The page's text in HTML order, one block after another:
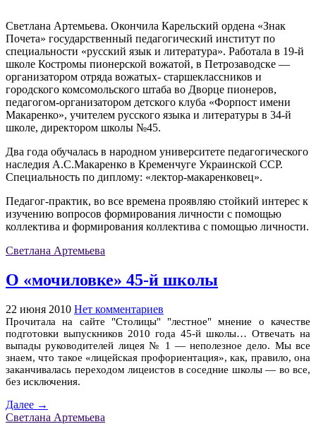
Светлана Артемьева. Окончила Карельский ордена «Знак
Почета» государственный педагогический институт по
специальности «русский язык и литература». Работала в 19-й
школе Костромы пионерской вожатой, в Петрозаводске —
организатором отряда вожатых- старшеклассников и
городского комсомольского штаба во Дворце пионеров,
педагогом-организатором детского клуба «Форпост имени
Макаренко», учителем русского языка и литературы в 34-й
школе, директором школы №45.
Два года обучалась в народном университете педагогического
наследия А.С.Макаренко в Кременчуге Украинской ССР.
Специальность по диплому: «лектор-макаренковец».
Педагог-практик, во все времена проявляю стойкий интерес к
изучению вопросов формирования личности с помощью
коллектива и формирования коллектива с помощью личности.
Светлана Артемьева
О «мочиловке» 45-й школы
22 июня 2010 Нет комментариев
Прочитала на сайте "Столицы" "лестное" мнение о качестве
подготовки выпускников 2010 года 45-й школы… Отвечать на
выпады руководителей лицея № 1 — неполезное дело. Мы все
знаем, что такое «лицейская профориентация», как, правило, она
заканчивалась переходом лицеистов в соседние школы — во все,
без исключения.
Далее →
Светлана Артемьева